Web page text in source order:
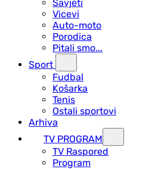
Savjeti
Vicevi
Auto-moto
Porodica
Pitali smo...
Sport
Fudbal
Košarka
Tenis
Ostali sportovi
Arhiva
TV PROGRAM
ТV Raspored
Program